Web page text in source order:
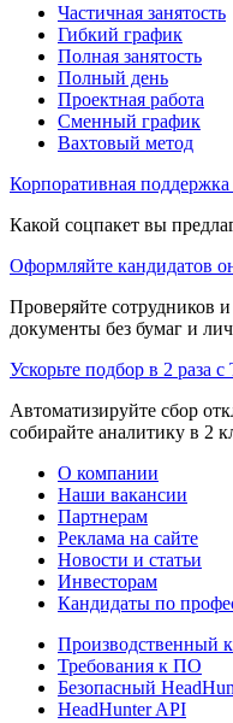
Частичная занятость
Гибкий график
Полная занятость
Полный день
Проектная работа
Сменный график
Вахтовый метод
Корпоративная поддержка
Какой соцпакет вы
Оформляйте кандидатов
Проверяйте сотрудников
документы без бумаг и
Ускорьте подбор в 2 раза с
Автоматизируйте сбор
собирайте аналитику в 2
О компании
Наши вакансии
Партнерам
Реклама на сайте
Новости и статьи
Инвесторам
Кандидаты по
Производственный
Требования к ПО
Безопасный
HeadHunter API